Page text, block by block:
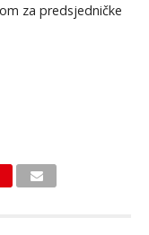
za predsjedničke